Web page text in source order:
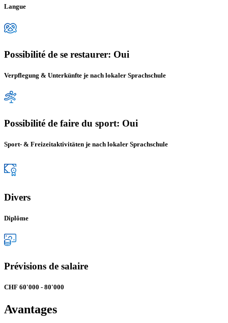
Langue
Possibilité de se restaurer: Oui
Verpflegung & Unterkünfte je nach lokaler Sprachschule
Possibilité de faire du sport: Oui
Sport- & Freizeitaktivitäten je nach lokaler Sprachschule
Divers
Diplôme
Prévisions de salaire
CHF 60'000 - 80'000
Avantages